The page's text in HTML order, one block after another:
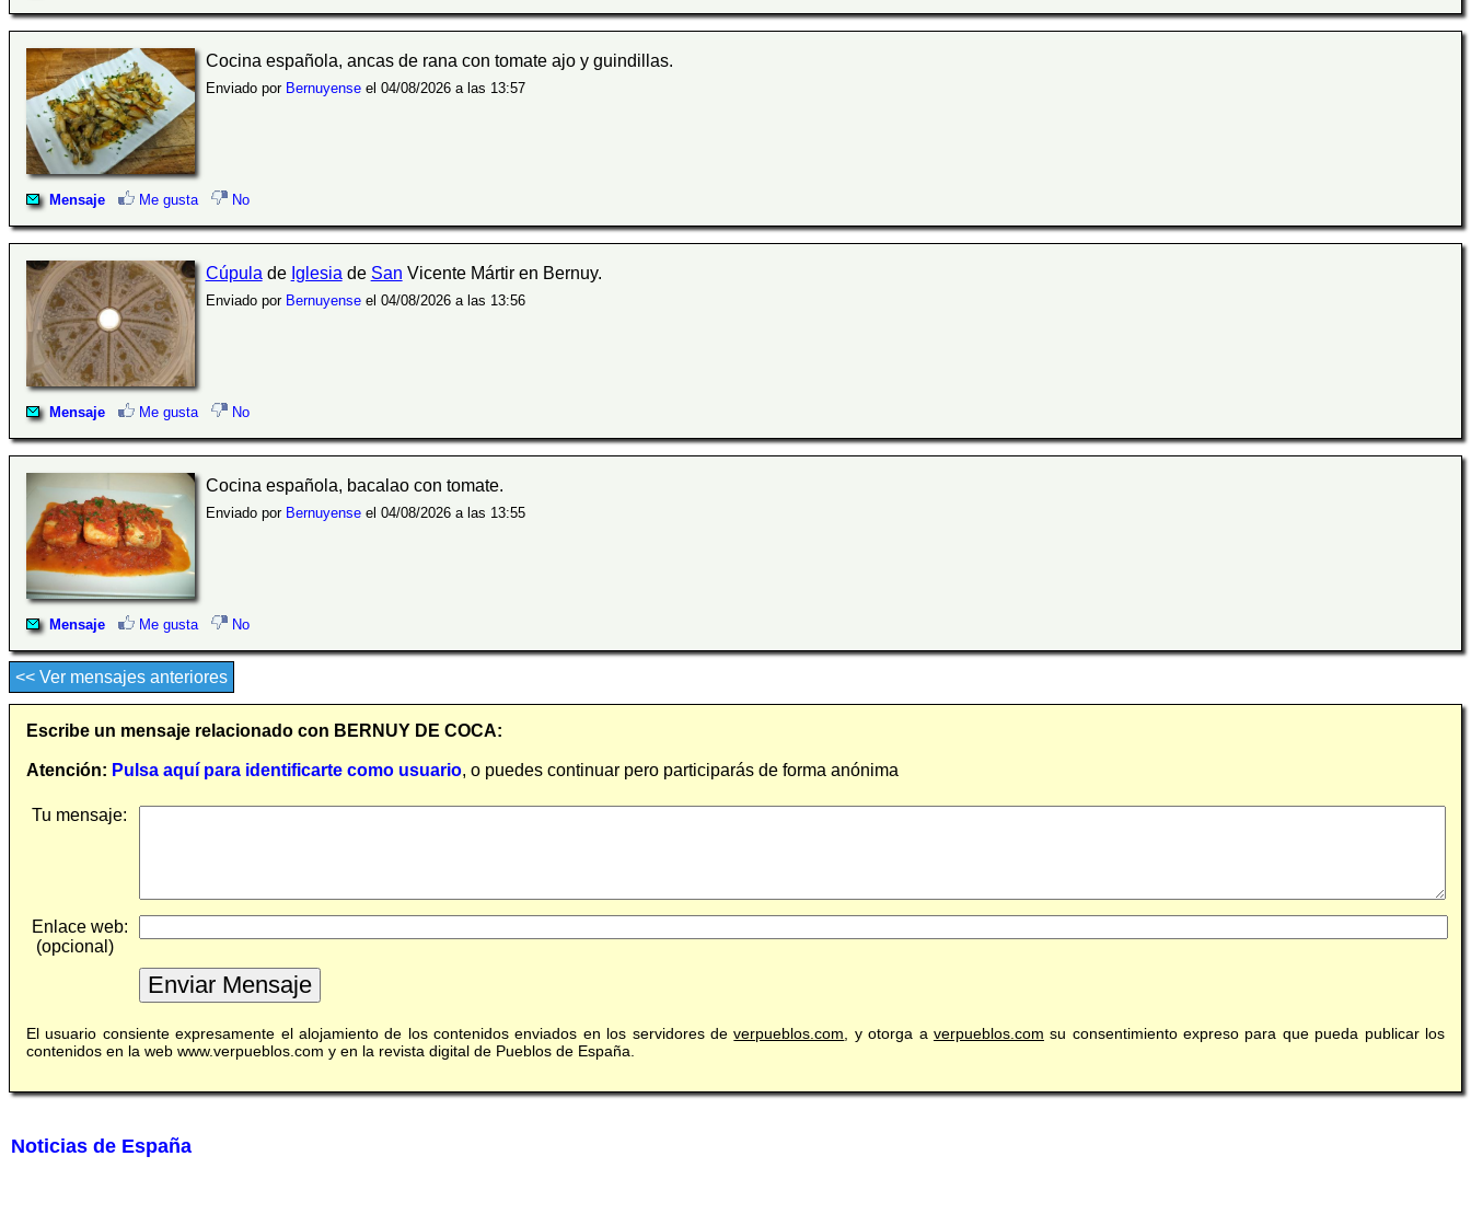
Cocina española, ancas de rana con tomate ajo y guindillas.
Enviado por Bernuyenseel 04/08/2026 a las 13:57
Mensaje Me gusta No
Cúpula de Iglesia de San Vicente Mártir en Bernuy.
Enviado por Bernuyenseel 04/08/2026 a las 13:56
Mensaje Me gusta No
Cocina española, bacalao con tomate.
Enviado por Bernuyenseel 04/08/2026 a las 13:55
Mensaje Me gusta No
<< Ver mensajes anteriores
Escribe un mensaje relacionado con BERNUY DE COCA:
Atención: Pulsa aquí para identificarte como usuario, o puedes continuar pero participarás de forma anónima
Tu mensaje:
Enlace web:
(opcional)
El usuario consiente expresamente el alojamiento de los contenidos enviados en los servidores deverpueblos.com , y otorga a verpueblos.com su consentimiento expreso para que pueda publicar los
contenidos en la web www.verpueblos.com y en la revista digital de Pueblos de España.
Noticias de España